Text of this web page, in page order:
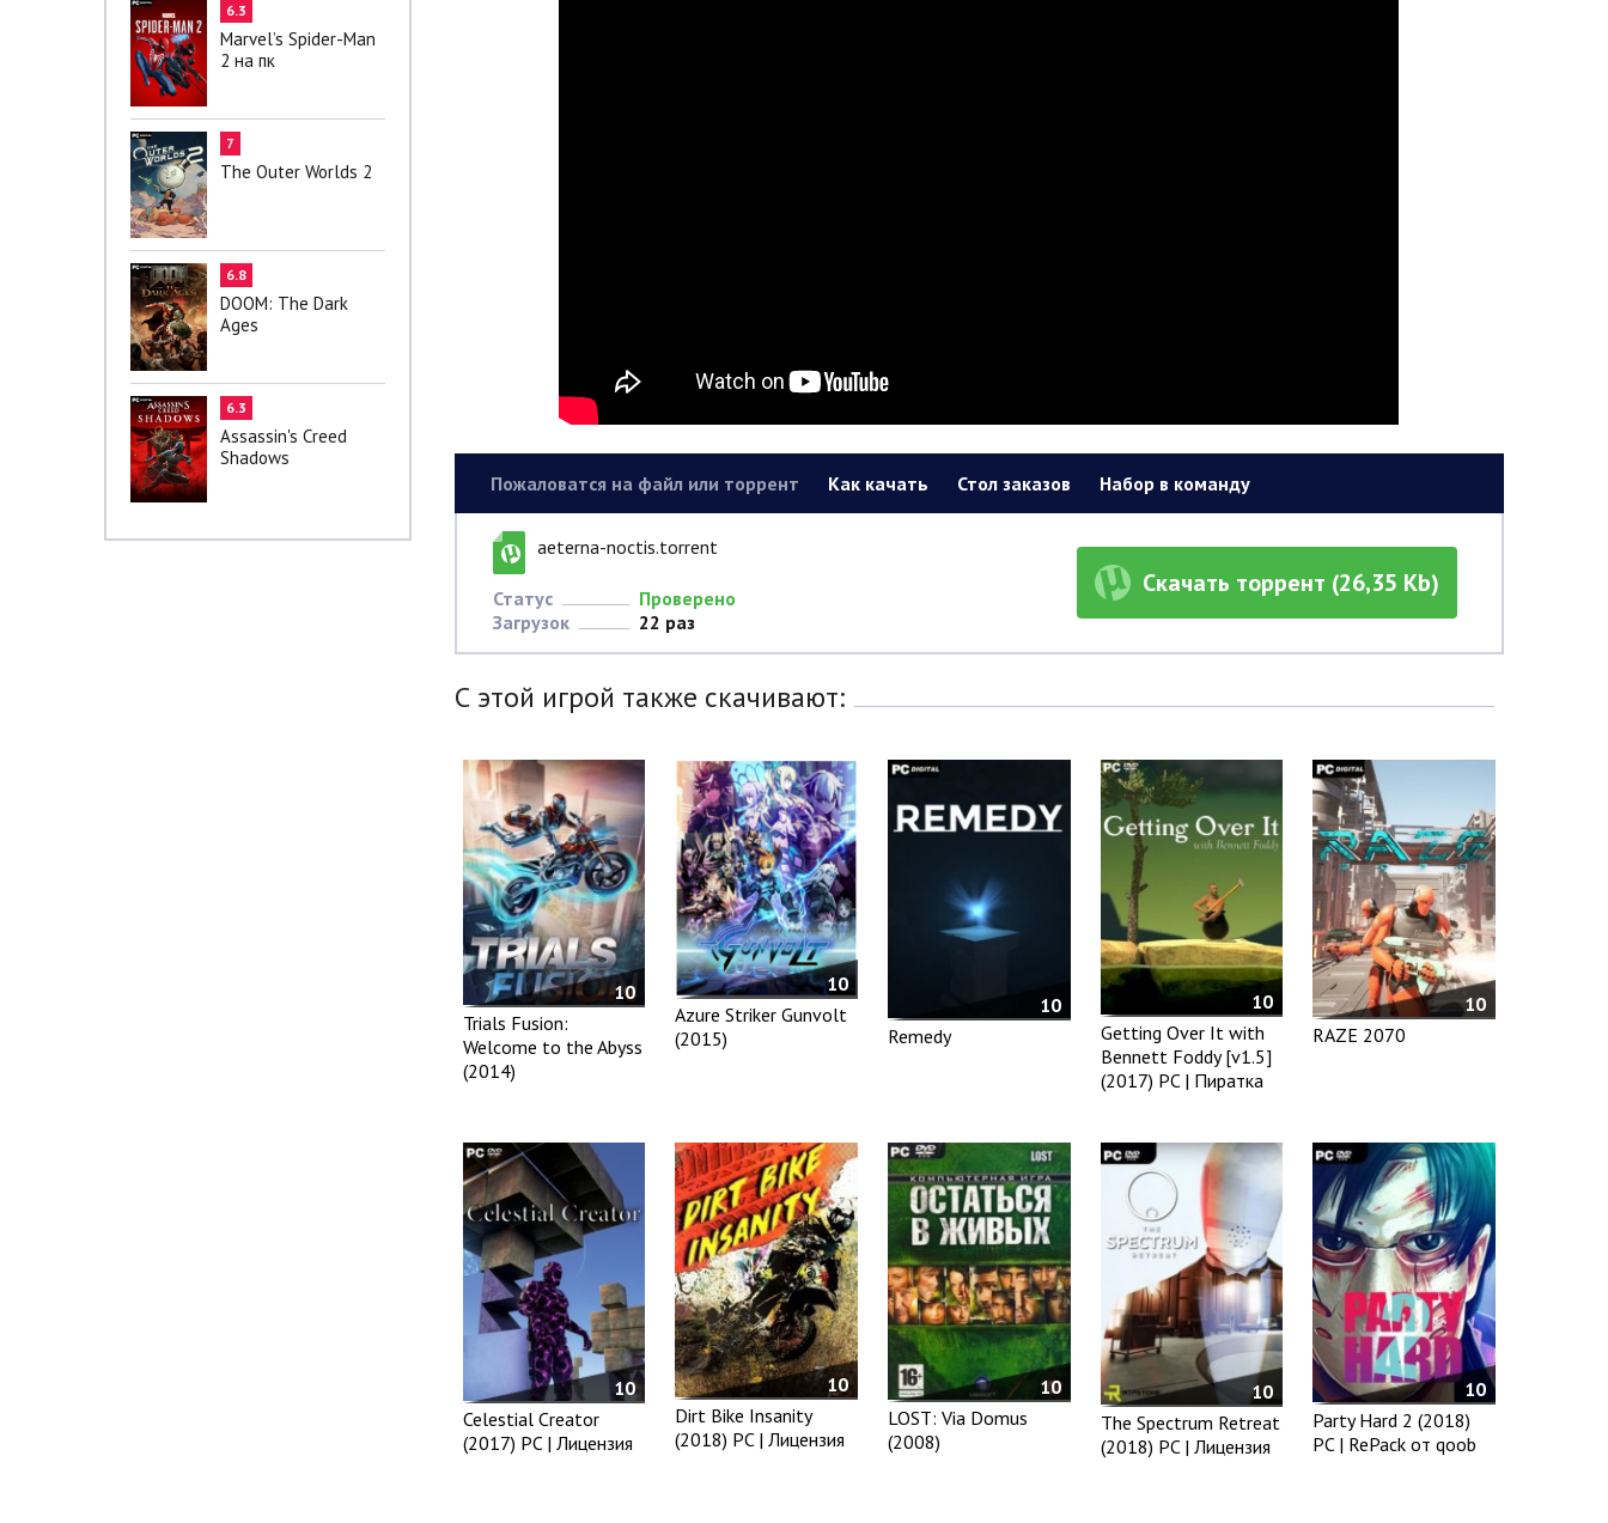
6.3
Marvel’s Spider-Man
2 на пк
7
The Outer Worlds 2
6.8
DOOM: The Dark
Ages
6.3
Assassin's Creed
Shadows
Пожаловатся на файл или торрент Как качать Стол заказов Набор в команду
aeterna-noctis.torrent
Статус
Проверено
Загрузок
22 раз
Скачать торрент (26,35 Kb)
С этой игрой также скачивают:
10
Trials Fusion:
Welcome to the Abyss
(2014)
10
Azure Striker Gunvolt
(2015)
10
Remedy
10
Getting Over It with
Bennett Foddy [v1.5]
(2017) PC | Пиратка
10
RAZE 2070
10
Celestial Creator
(2017) PC | Лицензия
10
Dirt Bike Insanity
(2018) PC | Лицензия
10
LOST: Via Domus
(2008)
10
The Spectrum Retreat
(2018) PC | Лицензия
10
Party Hard 2 (2018)
PC | RePack от qoob